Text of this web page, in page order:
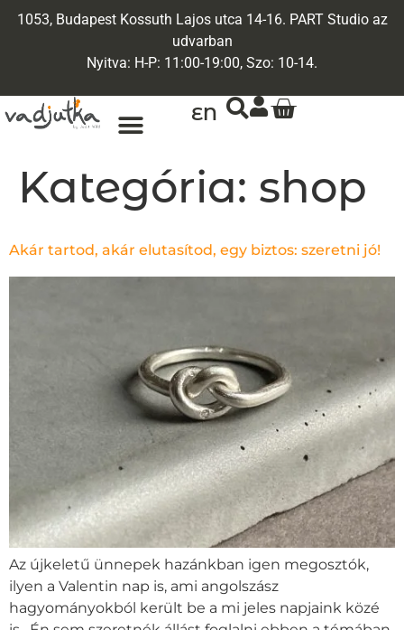
1053, Budapest Kossuth Lajos utca 14-16. PART Studio az
udvarban
Nyitva: H-P: 11:00-19:00, Szo: 10-14.
EN
Kategória: shop
Akár tartod, akár elutasítod, egy biztos: szeretni jó!
Az újkeletű ünnepek hazánkban igen megosztók,
ilyen a Valentin nap is, ami angolszász
hagyományokból került be a mi jeles napjaink közé